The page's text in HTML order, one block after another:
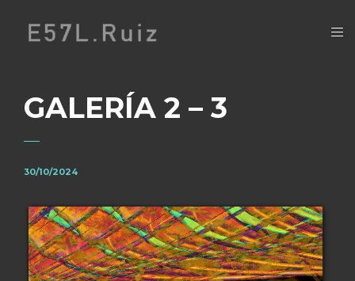
GALERÍA 2 – 3
30/10/2024